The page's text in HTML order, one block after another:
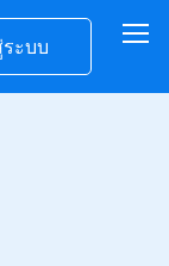
ระบบ